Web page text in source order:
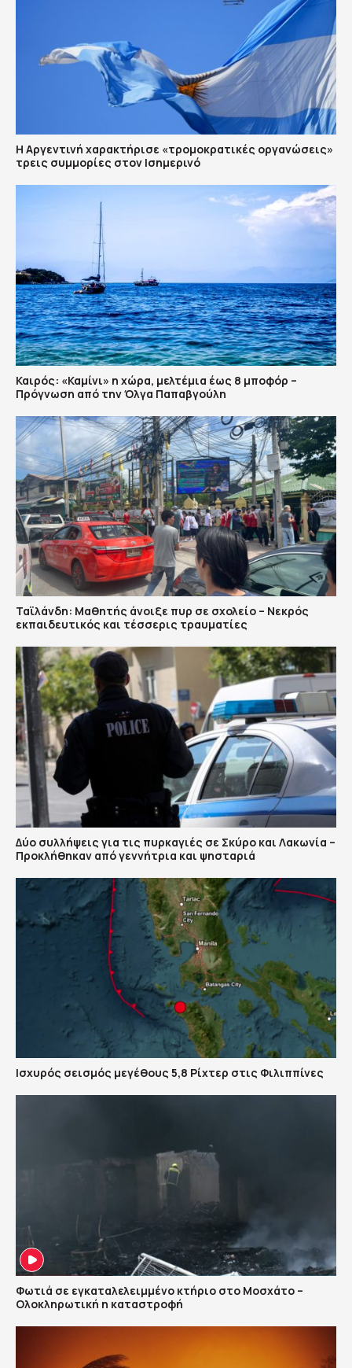
Η Αργεντινή χαρακτήρισε «τρομοκρατικές οργανώσεις»
τρεις συμμορίες στον Ισημερινό
Καιρός: «Καμίνι» η χώρα, μελτέμια έως 8 μποφόρ –
Πρόγνωση από την Όλγα Παπαβγούλη
Ταϊλάνδη: Μαθητής άνοιξε πυρ σε σχολείο – Νεκρός
εκπαιδευτικός και τέσσερις τραυματίες
Δύο συλλήψεις για τις πυρκαγιές σε Σκύρο και Λακωνία –
Προκλήθηκαν από γεννήτρια και ψησταριά
Ισχυρός σεισμός μεγέθους 5,8 Ρίχτερ στις Φιλιππίνες
Φωτιά σε εγκαταλελειμμένο κτήριο στο Μοσχάτο –
Ολοκληρωτική η καταστροφή